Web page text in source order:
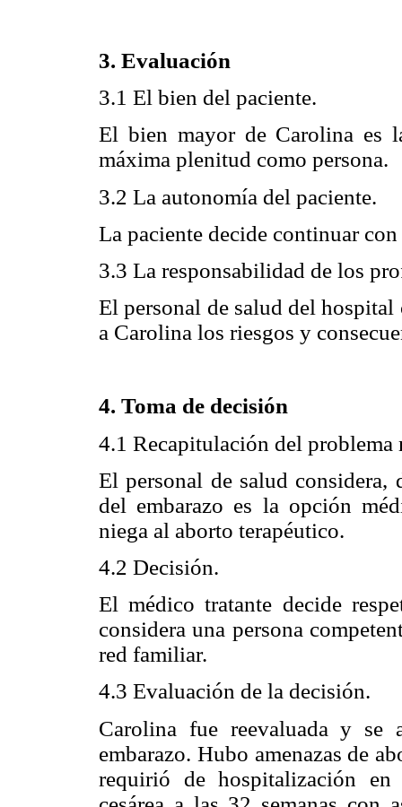
3. Evaluación
3.1 El bien del paciente.
El bien mayor de Carolina es
máxima plenitud como persona.
3.2 La autonomía del paciente.
La paciente decide continuar con
3.3 La responsabilidad de los
El personal de salud del
a Carolina los riesgos y
4. Toma de decisión
4.1 Recapitulación del problema
El personal de salud considera,
del embarazo es la opción
niega al aborto terapéutico.
4.2 Decisión.
El médico tratante decide
considera una persona
red familiar.
4.3 Evaluación de la decisión.
Carolina fue reevaluada y
embarazo. Hubo amenazas de
requirió de hospitalización en